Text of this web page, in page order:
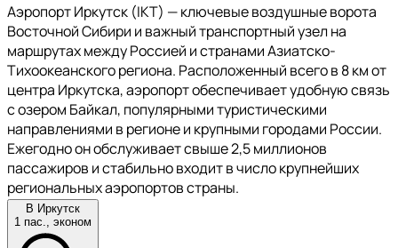
Аэропорт Иркутск (IKT) — ключевые воздушные ворота
Восточной Сибири и важный транспортный узел на
маршрутах между Россией и странами Азиатско-
Тихоокеанского региона. Расположенный всего в 8 км от
центра Иркутска, аэропорт обеспечивает удобную связь
с озером Байкал, популярными туристическими
направлениями в регионе и крупными городами России.
Ежегодно он обслуживает свыше 2,5 миллионов
пассажиров и стабильно входит в число крупнейших
региональных аэропортов страны.
В Иркутск
1 пас., эконом